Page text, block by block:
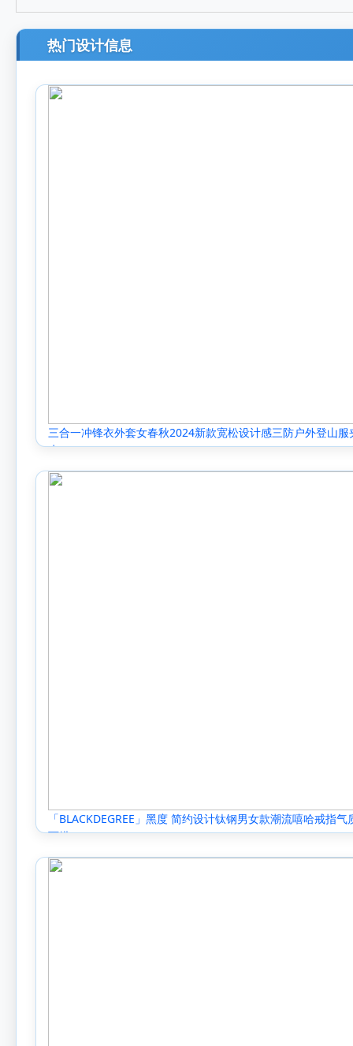
热门设计信息
三合一冲锋衣外套女春秋2024新款宽松设计感三防户外登山服
克
「BLACKDEGREE」黑度 简约设计钛钢男女款潮流嘻哈戒指气
百搭